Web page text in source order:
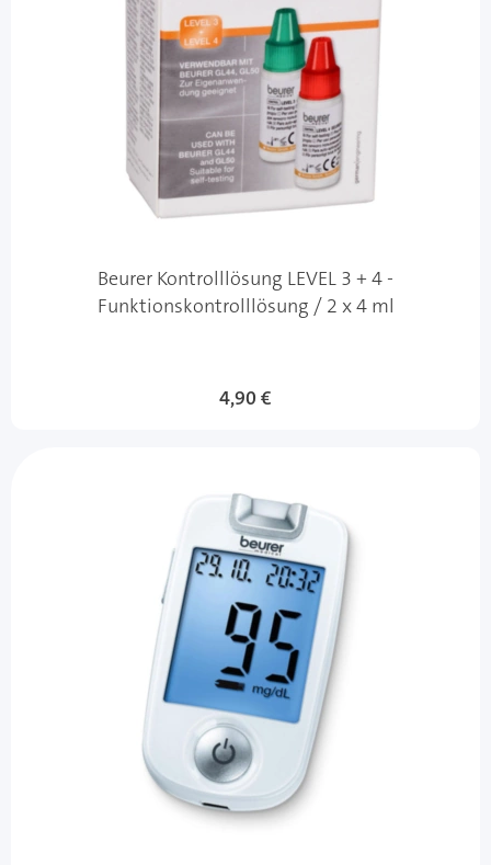
Beurer Kontrolllösung LEVEL 3 + 4 -
Funktionskontrolllösung / 2 x 4 ml
4,90 €